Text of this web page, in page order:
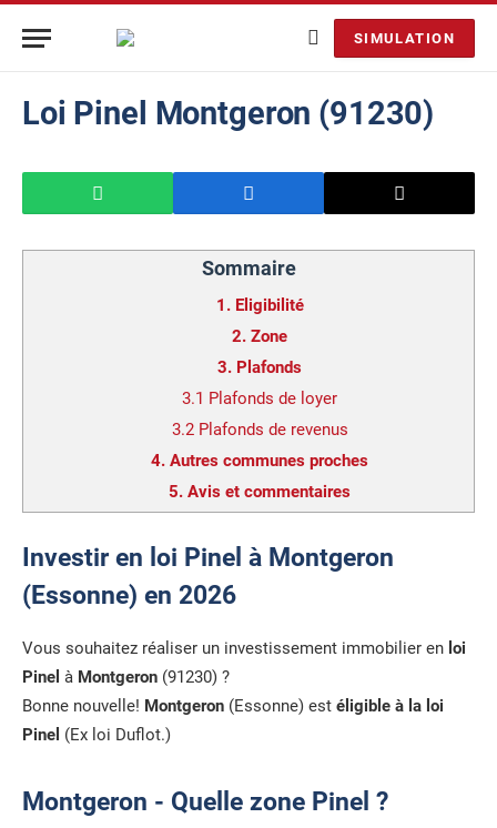
SIMULATION
Loi Pinel Montgeron (91230)
Sommaire
1. Eligibilité
2. Zone
3. Plafonds
3.1 Plafonds de loyer
3.2 Plafonds de revenus
4. Autres communes proches
5. Avis et commentaires
Investir en loi Pinel à Montgeron
(Essonne) en 2026
Vous souhaitez réaliser un investissement immobilier en loi
Pinel à Montgeron (91230) ?
Bonne nouvelle! Montgeron (Essonne) est éligible à la loi
Pinel (Ex loi Duflot.)
Montgeron - Quelle zone Pinel ?